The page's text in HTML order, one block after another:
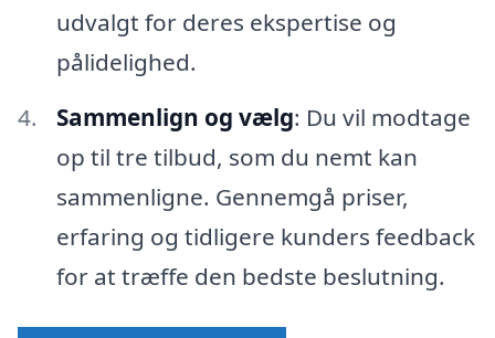
udvalgt for deres ekspertise og
pålidelighed.
Sammenlign og vælg: Du vil modtage
op til tre tilbud, som du nemt kan
sammenligne. Gennemgå priser,
erfaring og tidligere kunders feedback
for at træffe den bedste beslutning.